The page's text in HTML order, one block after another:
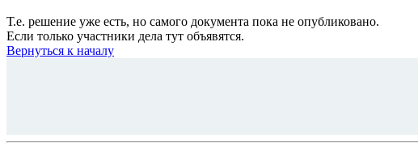
Т.е. решение уже есть, но самого документа пока не опубликовано.
Если только участники дела тут объявятся.
Вернуться к началу